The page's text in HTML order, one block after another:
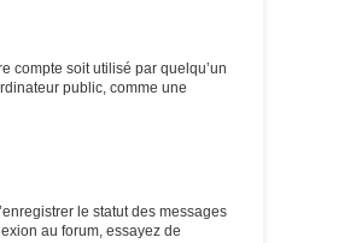
compte soit utilisé par quelqu’un
public, comme une
le statut des messages
au forum, essayez de